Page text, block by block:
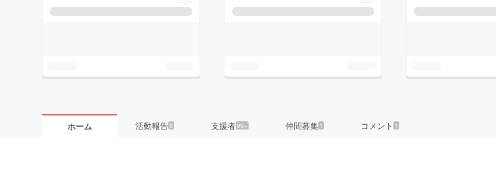
ホーム 活動報告9 支援者99+ 仲間募集 1 コメント 1